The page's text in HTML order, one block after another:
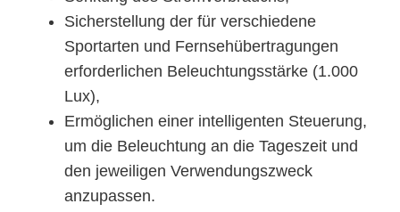
Sicherstellung der für verschiedene
Sportarten und Fernsehübertragungen
erforderlichen Beleuchtungsstärke (1.000
Lux),
Ermöglichen einer intelligenten Steuerung,
um die Beleuchtung an die Tageszeit und
den jeweiligen Verwendungszweck
anzupassen.